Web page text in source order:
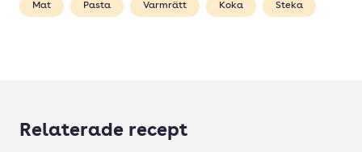
Mat Pasta Varmrätt Koka Steka
Relaterade recept